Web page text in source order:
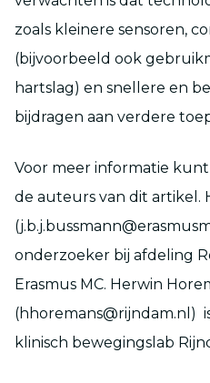
zoals kleinere sensoren,
(bijvoorbeeld ook
hartslag) en snellere en
bijdragen aan verdere
Voor meer informatie
de auteurs van dit artikel.
onderzoeker bij afdeling
Erasmus MC. Herwin
(hhoremans@rijndam.nl)
klinisch bewegingslab